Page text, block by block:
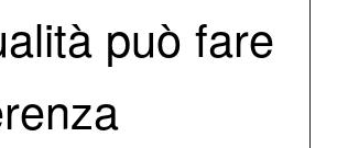
può fare